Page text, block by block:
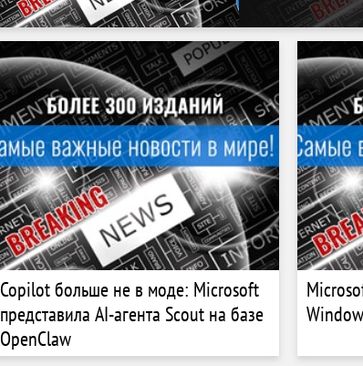
Copilot больше не в моде: Microsoft
представила AI-агента Scout на базе
OpenClaw